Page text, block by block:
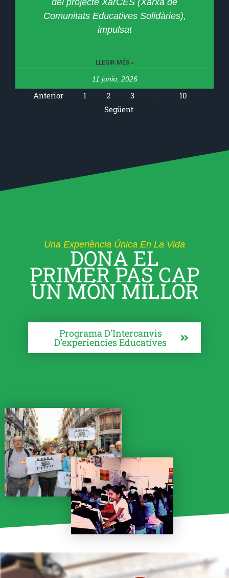
del projecte XarCES (Xarxa de
Comunitats Educatives Solidàries),
impulsat
LLEGIR MÉS »
11 junio, 2026
Anterior 1 2 3
10
Següent
Una Experiència Única En La Vida
DONA EL
PRIMER PAS CAP
UN MÓN MILLOR
Programa D'Intercanvis
D’experiencies Educatives